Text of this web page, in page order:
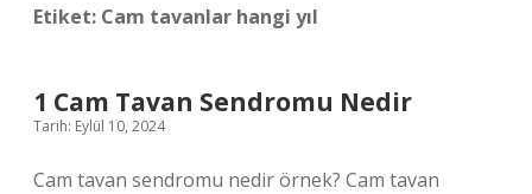
Etiket: Cam tavanlar hangi yıl
1 Cam Tavan Sendromu Nedir
Tarih: Eylül 10, 2024
Cam tavan sendromu nedir örnek? Cam tavan